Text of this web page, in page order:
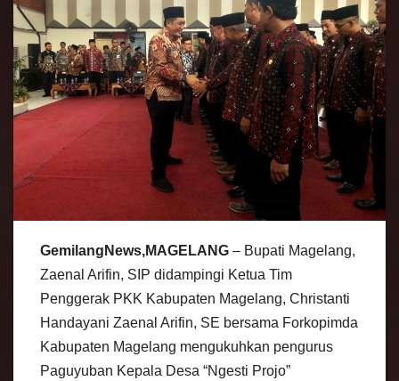
GemilangNews,MAGELANG – Bupati Magelang,
Zaenal Arifin, SIP didampingi Ketua Tim
Penggerak PKK Kabupaten Magelang, Christanti
Handayani Zaenal Arifin, SE bersama Forkopimda
Kabupaten Magelang mengukuhkan pengurus
Paguyuban Kepala Desa “Ngesti Projo”